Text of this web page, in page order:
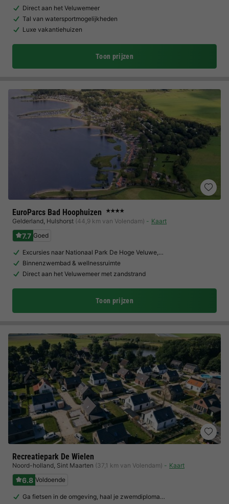
Direct aan het Veluwemeer
Tal van watersportmogelijkheden
Luxe vakantiehuizen
Toon prijzen
EuroParcs Bad Hoophuizen ★★★★
Gelderland, Hulshorst (44,9 km van Volendam) Kaart
7.7 Goed
Excursies naar Nationaal Park De Hoge Veluwe,…
Binnenzwembad & wellnessruimte
Direct aan het Veluwemeer met zandstrand
Toon prijzen
Recreatiepark De Wielen
Noord-holland, Sint Maarten (37,1 km van Volendam) Kaart
6.8 Voldoende
Ga fietsen in de omgeving, haal je zwemdiploma…